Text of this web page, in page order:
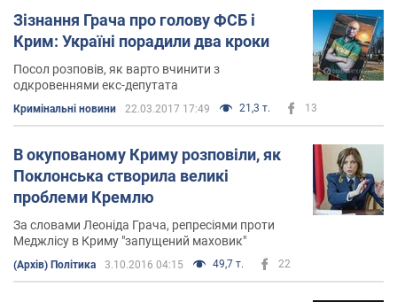
Зізнання Грача про голову ФСБ і
Крим: Україні порадили два кроки
Посол розповів, як варто вчинити з
одкровеннями екс-депутата
Кримінальні новини 22.03.2017 17:49 21,3 т. 13
В окупованому Криму розповіли, як
Поклонська створила великі
проблеми Кремлю
За словами Леоніда Грача, репресіями проти
Меджлісу в Криму "запущений маховик"
(Архів) Політика 3.10.2016 04:15 49,7 т. 22